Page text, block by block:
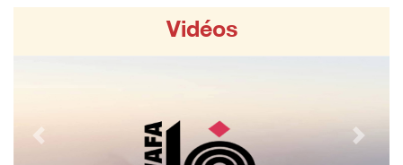
06/August/2026 11:30 PM
48 blessés depuis le début de l'offensive is ...
Vidéos
Previous Next